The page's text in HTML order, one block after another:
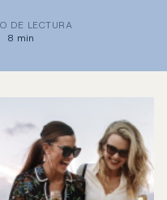
DE LECTURA
8 min